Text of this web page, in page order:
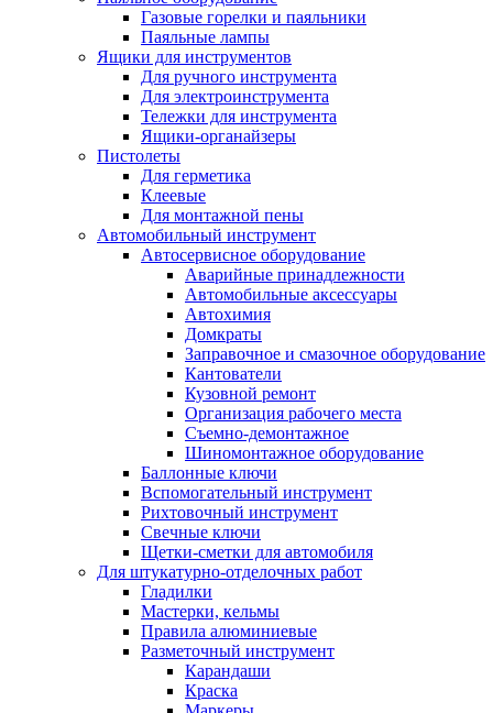
Газовые горелки и паяльники
Паяльные лампы
Ящики для инструментов
Для ручного инструмента
Для электроинструмента
Тележки для инструмента
Ящики-органайзеры
Пистолеты
Для герметика
Клеевые
Для монтажной пены
Автомобильный инструмент
Автосервисное оборудование
Аварийные принадлежности
Автомобильные аксессуары
Автохимия
Домкраты
Заправочное и смазочное оборудование
Кантователи
Кузовной ремонт
Организация рабочего места
Съемно-демонтажное
Шиномонтажное оборудование
Баллонные ключи
Вспомогательный инструмент
Рихтовочный инструмент
Свечные ключи
Щетки-сметки для автомобиля
Для штукатурно-отделочных работ
Гладилки
Мастерки, кельмы
Правила алюминиевые
Разметочный инструмент
Карандаши
Краска